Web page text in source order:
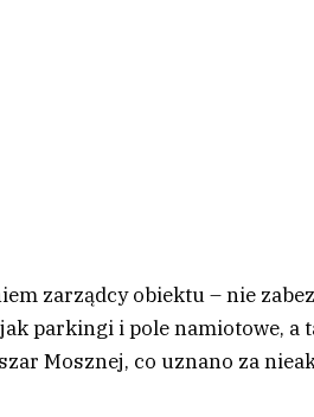
zarządcy obiektu – nie
parkingi i pole namiotowe,
Mosznej, co uznano za